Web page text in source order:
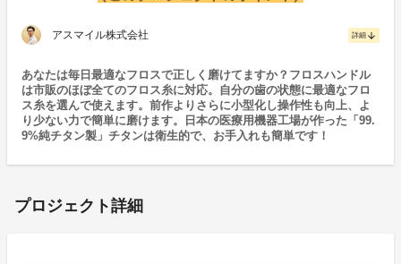
アスマイル株式会社 詳細 arrow_downward
あなたは毎日最適なフロスで正しく磨けてますか？フロスハンドル
は市販のほぼ全てのフロス糸に対応。自分の歯の状態に最適なフロ
ス糸を選んで使えます。前作よりさらに小型化し操作性も向上、よ
り少ない力で簡単に磨けます。日本の医療用機器工場が作った「99.
9%純チタン製」チタンは衛生的で、お手入れも簡単です！
プロジェクト詳細